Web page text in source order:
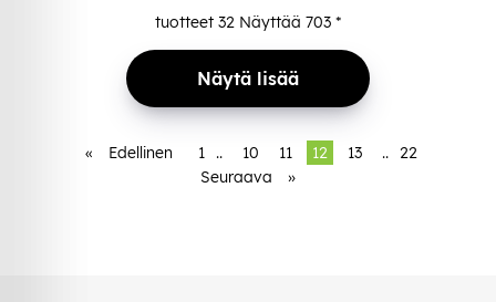
tuotteet 32 Näyttää 703 *
Näytä lisää
« Edellinen 1 .. 10 11 12 13 .. 22
Seuraava
»